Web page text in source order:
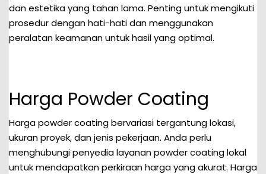
dan estetika yang tahan lama. Penting untuk mengikuti
prosedur dengan hati-hati dan menggunakan
peralatan keamanan untuk hasil yang optimal.
Harga Powder Coating
Harga powder coating bervariasi tergantung lokasi,
ukuran proyek, dan jenis pekerjaan. Anda perlu
menghubungi penyedia layanan powder coating lokal
untuk mendapatkan perkiraan harga yang akurat. Harga